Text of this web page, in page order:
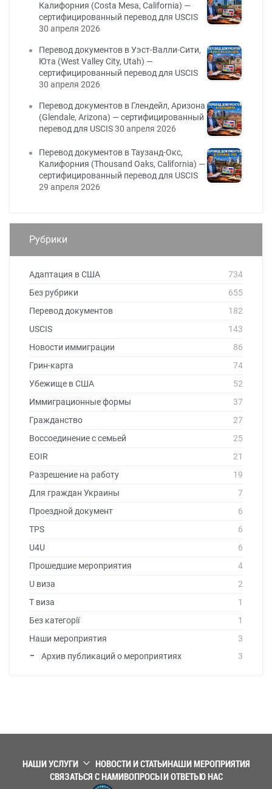
Калифорния (Costa Mesa, California) —
сертифицированный перевод для USCIS
30 апреля 2026
Перевод документов в Уэст-Валли-Сити,
Юта (West Valley City, Utah) —
сертифицированный перевод для USCIS
30 апреля 2026
Перевод документов в Глендейл, Аризона
(Glendale, Arizona) — сертифицированный
перевод для USCIS30 апреля 2026
Перевод документов в Таузанд-Окс,
Калифорния (Thousand Oaks, California) —
сертифицированный перевод для USCIS
29 апреля 2026
Рубрики
Адаптация в США
734
Без рубрики
655
Перевод документов
182
USCIS
143
Новости иммиграции
86
Грин-карта
74
Убежище в США
52
Иммиграционные формы
37
Гражданство
27
Воссоединение с семьей
25
EOIR
21
Разрешение на работу
19
Для граждан Украины
7
Проездной документ
6
TPS
6
U4U
6
Прошедшие мероприятия
4
U виза
2
T виза
1
Без категорії
1
Наши мероприятия
3
Архив публикаций о мероприятиях
3
НАШИ УСЛУГИ НОВОСТИ И СТАТЬИНАШИ МЕРОПРИЯТИЯ
СВЯЗАТЬСЯ С НАМИВОПРОСЫ И ОТВЕТЫО НАС